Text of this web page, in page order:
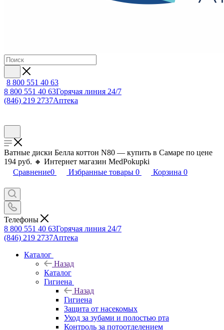
8 800 551 40 63
8 800 551 40 63Горячая линия 24/7
(846) 219 2737Аптека
Ватные диски Белла коттон N80 — купить в Самаре по цене
194 руб. 🔸 Интернет магазин MedPokupki
Сравнение0 Избранные товары 0 Корзина 0
Телефоны
8 800 551 40 63Горячая линия 24/7
(846) 219 2737Аптека
Каталог
Назад
Каталог
Гигиена
Назад
Гигиена
Защита от насекомых
Уход за зубами и полостью рта
Контроль за потоотделением